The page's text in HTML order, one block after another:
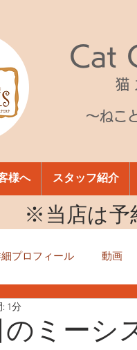
Cat
猫
～ねこ
様へ スタッフ紹介
​※当店は予
プロフィール 動画
ミーシ
1分